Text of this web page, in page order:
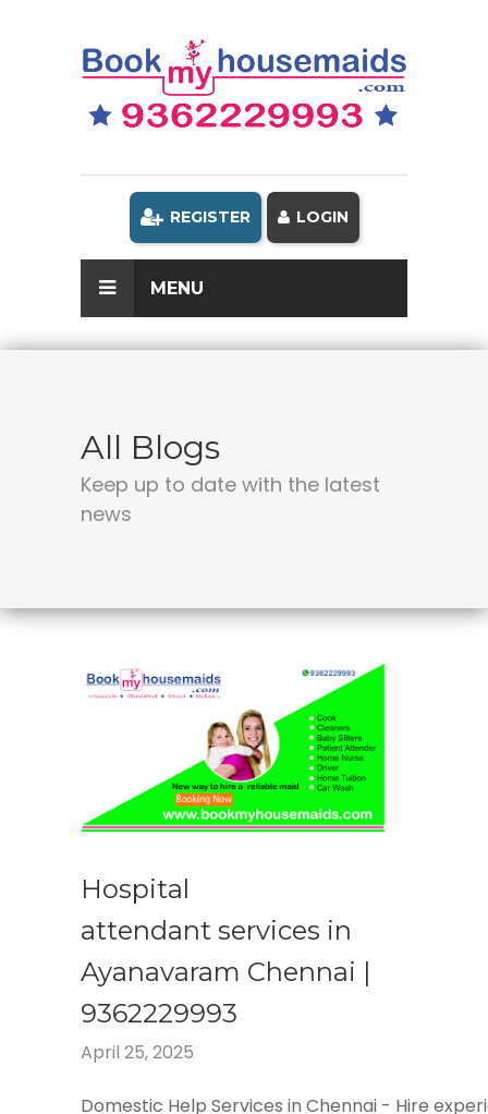
REGISTER LOGIN
MENU
All Blogs
Keep up to date with the latest
news
Hospital
attendant services in
Ayanavaram Chennai |
9362229993
April 25, 2025
Domestic Help Services in Chennai - Hire